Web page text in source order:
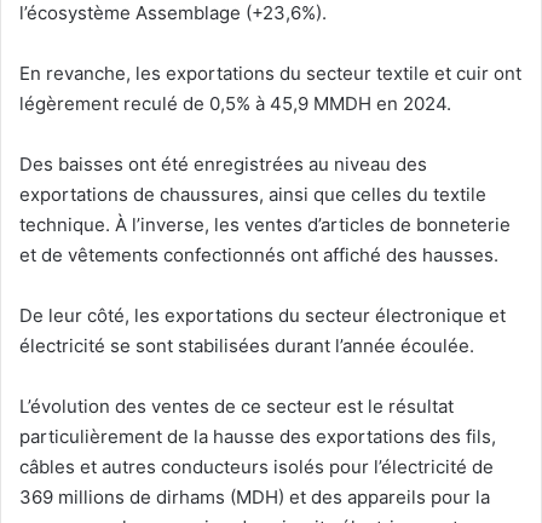
l’écosystème Assemblage (+23,6%).
En revanche, les exportations du secteur textile et cuir ont
légèrement reculé de 0,5% à 45,9 MMDH en 2024.
Des baisses ont été enregistrées au niveau des
exportations de chaussures, ainsi que celles du textile
technique. À l’inverse, les ventes d’articles de bonneterie
et de vêtements confectionnés ont affiché des hausses.
De leur côté, les exportations du secteur électronique et
électricité se sont stabilisées durant l’année écoulée.
L’évolution des ventes de ce secteur est le résultat
particulièrement de la hausse des exportations des fils,
câbles et autres conducteurs isolés pour l’électricité de
369 millions de dirhams (MDH) et des appareils pour la